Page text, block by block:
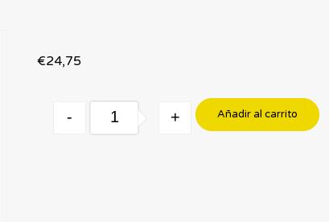
€24,75
- + Añadir al carrito